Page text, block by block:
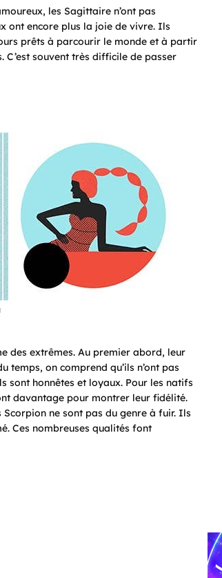
les Sagittaire n’ont pas
ont encore plus la joie de vivre. Ils
prêts à parcourir le monde et à partir
C’est souvent très difficile de passer
des extrêmes. Au premier abord, leur
on comprend qu’ils n’ont pas
sont honnêtes et loyaux. Pour les natifs
davantage pour montrer leur fidélité.
ne sont pas du genre à fuir. Ils
Ces nombreuses qualités font